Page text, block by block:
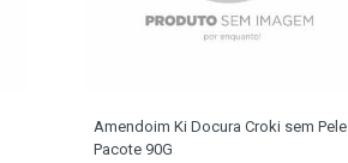
Amendoim Ki Docura Croki sem Pele
Pacote 90G